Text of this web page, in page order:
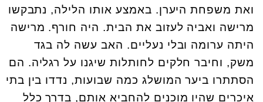
ואת משפחת היערן. באמצע אותו הלילה, נתבקשו
מרישה ואביה לעזוב את הבית. היה חורף. מרישה
היתה ערומה ובלי נעליים. האב עשה לה בגד
משק, וחיבר חלקים לחותלות שיגנו על רגליה. הם
הסתתרו ביער המושלג כמה שבועות, נדדו בין בתי
איכרים שהיו מוכנים להחביא אותם, בדרך כלל